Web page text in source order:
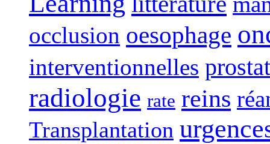
occlusion oesophage
interventionnelles
radiologie rate reins
Transplantation